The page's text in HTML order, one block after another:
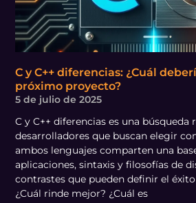
C y C++ diferencias: ¿Cuál
próximo proyecto?
5 de julio de 2025
C y C++ diferencias es una
desarrolladores que buscan elegir
ambos lenguajes comparten una
aplicaciones, sintaxis y filosofías de
contrastes que pueden definir el
¿Cuál rinde mejor? ¿Cuál es